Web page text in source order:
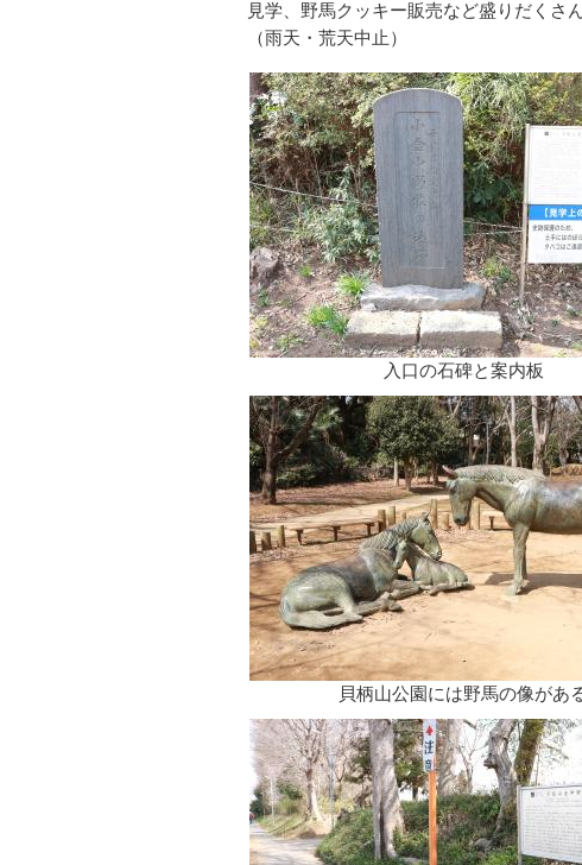
見学、野馬クッキー販売など盛りだくさ
（雨天・荒天中止）
入口の石碑と案内板
貝柄山公園には野馬の像があ